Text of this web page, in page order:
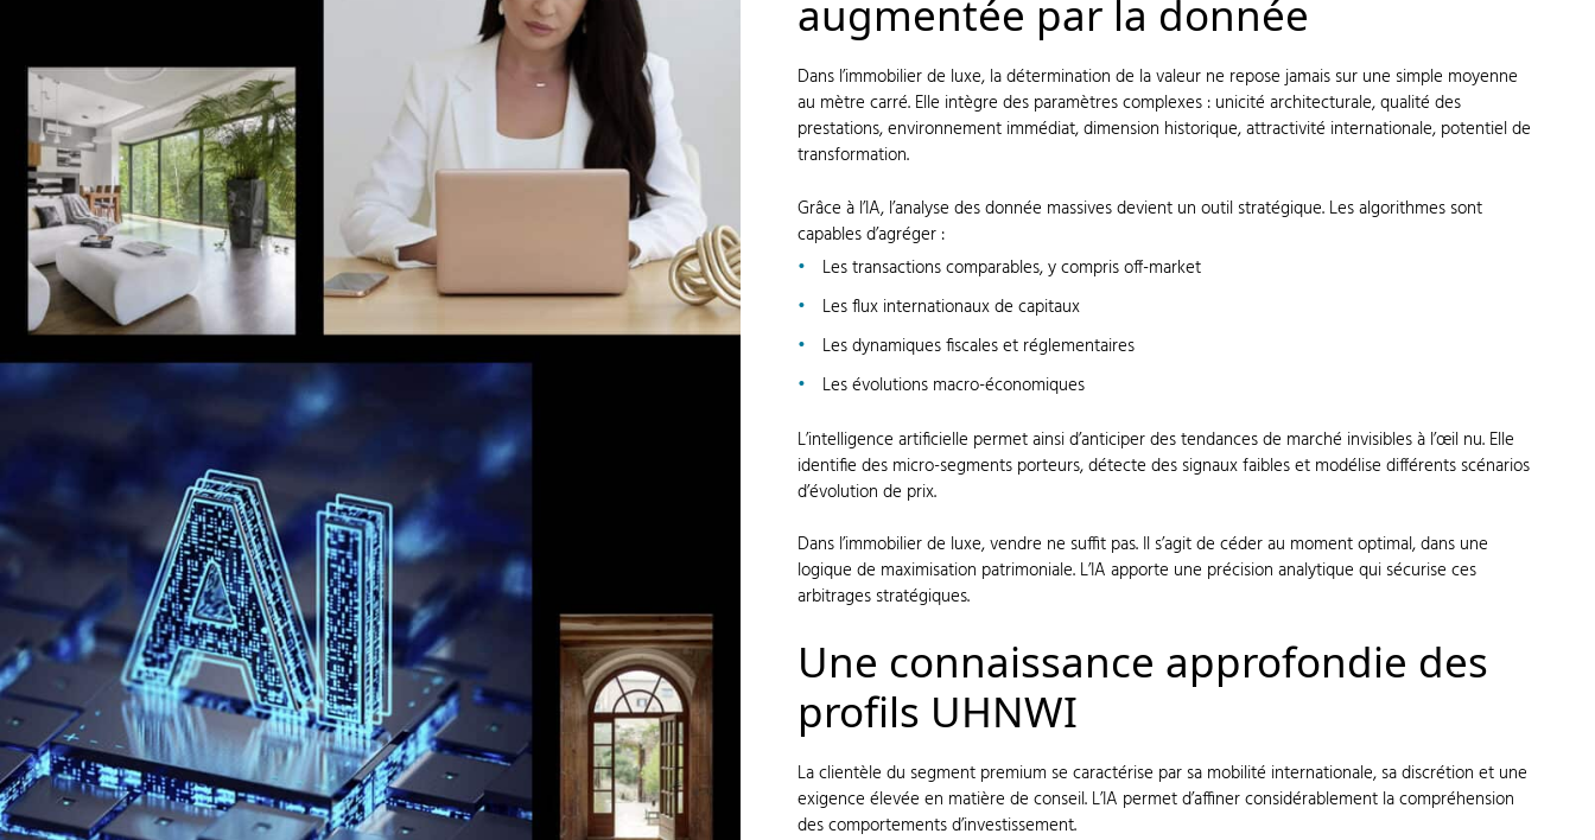
augmentée par la donnée
Dans l’immobilier de luxe, la détermination de la valeur ne repose jamais sur une simple moyenne
au mètre carré. Elle intègre des paramètres complexes : unicité architecturale, qualité des
prestations, environnement immédiat, dimension historique, attractivité internationale, potentiel de
transformation.
Grâce à l’IA, l’analyse des donnée massives devient un outil stratégique. Les algorithmes sont
capables d’agréger :
Les transactions comparables, y compris off-market
Les flux internationaux de capitaux
Les dynamiques fiscales et réglementaires
Les évolutions macro-économiques
L’intelligence artificielle permet ainsi d’anticiper des tendances de marché invisibles à l’œil nu. Elle
identifie des micro-segments porteurs, détecte des signaux faibles et modélise différents scénarios
d’évolution de prix.
Dans l’immobilier de luxe, vendre ne suffit pas. Il s’agit de céder au moment optimal, dans une
logique de maximisation patrimoniale. L’IA apporte une précision analytique qui sécurise ces
arbitrages stratégiques.
Une connaissance approfondie des
profils UHNWI
La clientèle du segment premium se caractérise par sa mobilité internationale, sa discrétion et une
exigence élevée en matière de conseil. L’IA permet d’affiner considérablement la compréhension
des comportements d’investissement.